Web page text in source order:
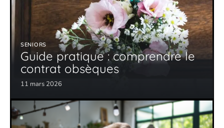
SENIORS
Guide pratique : comprendre le
contrat obsèques
11 mars 2026